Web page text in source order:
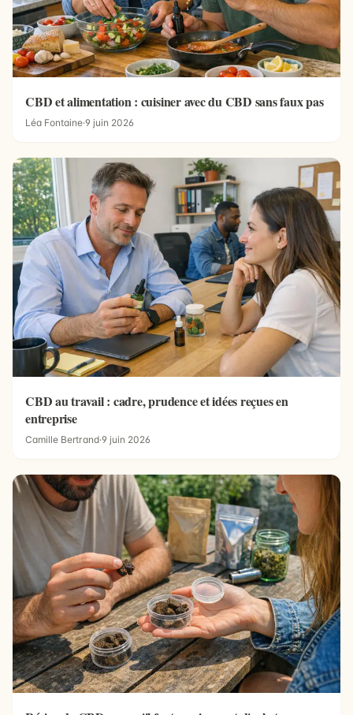
CBD et alimentation : cuisiner avec du CBD sans faux pas
Léa Fontaine·9 juin 2026
CBD au travail : cadre, prudence et idées reçues en
entreprise
Camille Bertrand·9 juin 2026